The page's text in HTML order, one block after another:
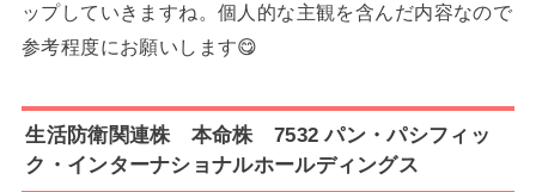
ップしていきますね。個人的な主観を含んだ内容なので
参考程度にお願いします😋
生活防衛関連株 本命株 7532 パン・パシフィッ
ク・インターナショナルホールディングス